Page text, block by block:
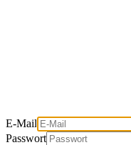
E-Mail
Passwort